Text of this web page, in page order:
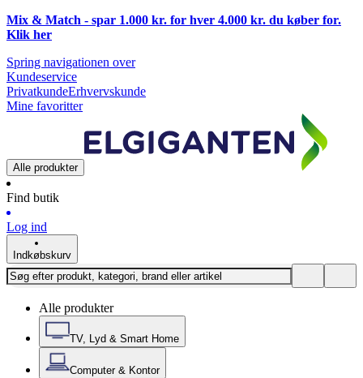
Mix & Match - spar 1.000 kr. for hver 4.000 kr. du køber for.
Klik her
Spring navigationen over
Kundeservice
PrivatkundeErhvervskunde
Mine favoritter
Alle produkter
Find butik
Log ind
Indkøbskurv
Alle produkter
TV, Lyd & Smart Home
Computer & Kontor